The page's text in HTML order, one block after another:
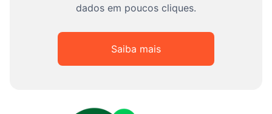
dados em poucos cliques.
Saiba mais